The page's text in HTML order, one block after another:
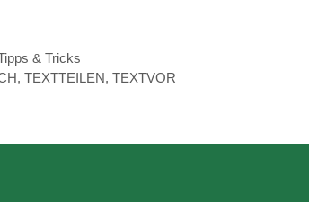
& Tricks
,TEXTTEILEN,TEXTVOR